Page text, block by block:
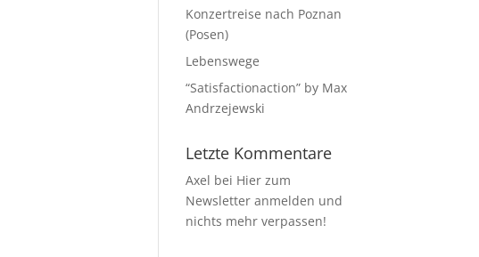
Konzertreise nach Poznan
(Posen)
Lebenswege
“Satisfactionaction” by Max
Andrzejewski
Letzte Kommentare
Axel bei Hier zum
Newsletter anmelden und
nichts mehr verpassen!